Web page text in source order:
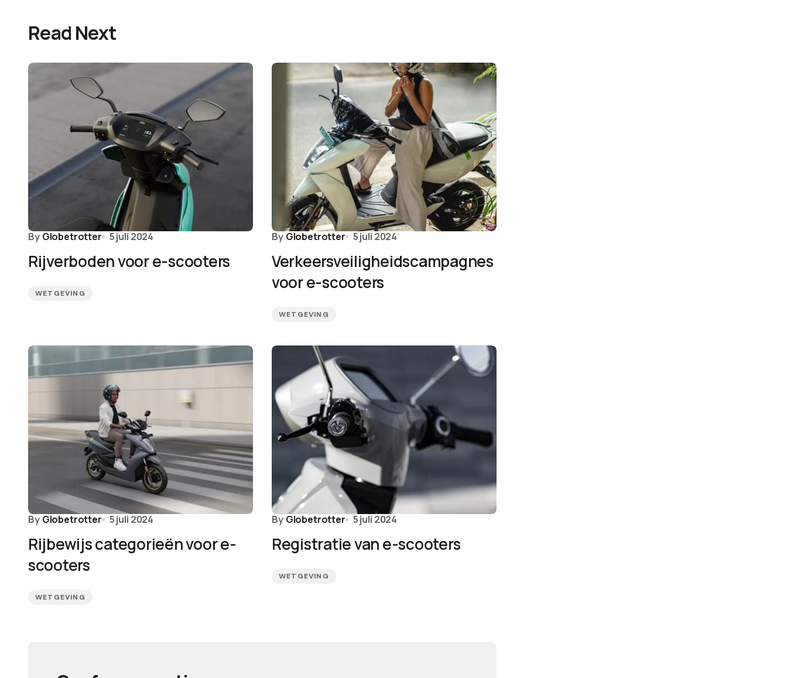
Read Next
By Globetrotter 5 juli 2024
Rijverboden voor e-scooters
WETGEVING
By Globetrotter 5 juli 2024
Verkeersveiligheidscampagnes
voor e-scooters
WETGEVING
By Globetrotter 5 juli 2024
Rijbewijs categorieën voor e-
scooters
WETGEVING
By Globetrotter 5 juli 2024
Registratie van e-scooters
WETGEVING